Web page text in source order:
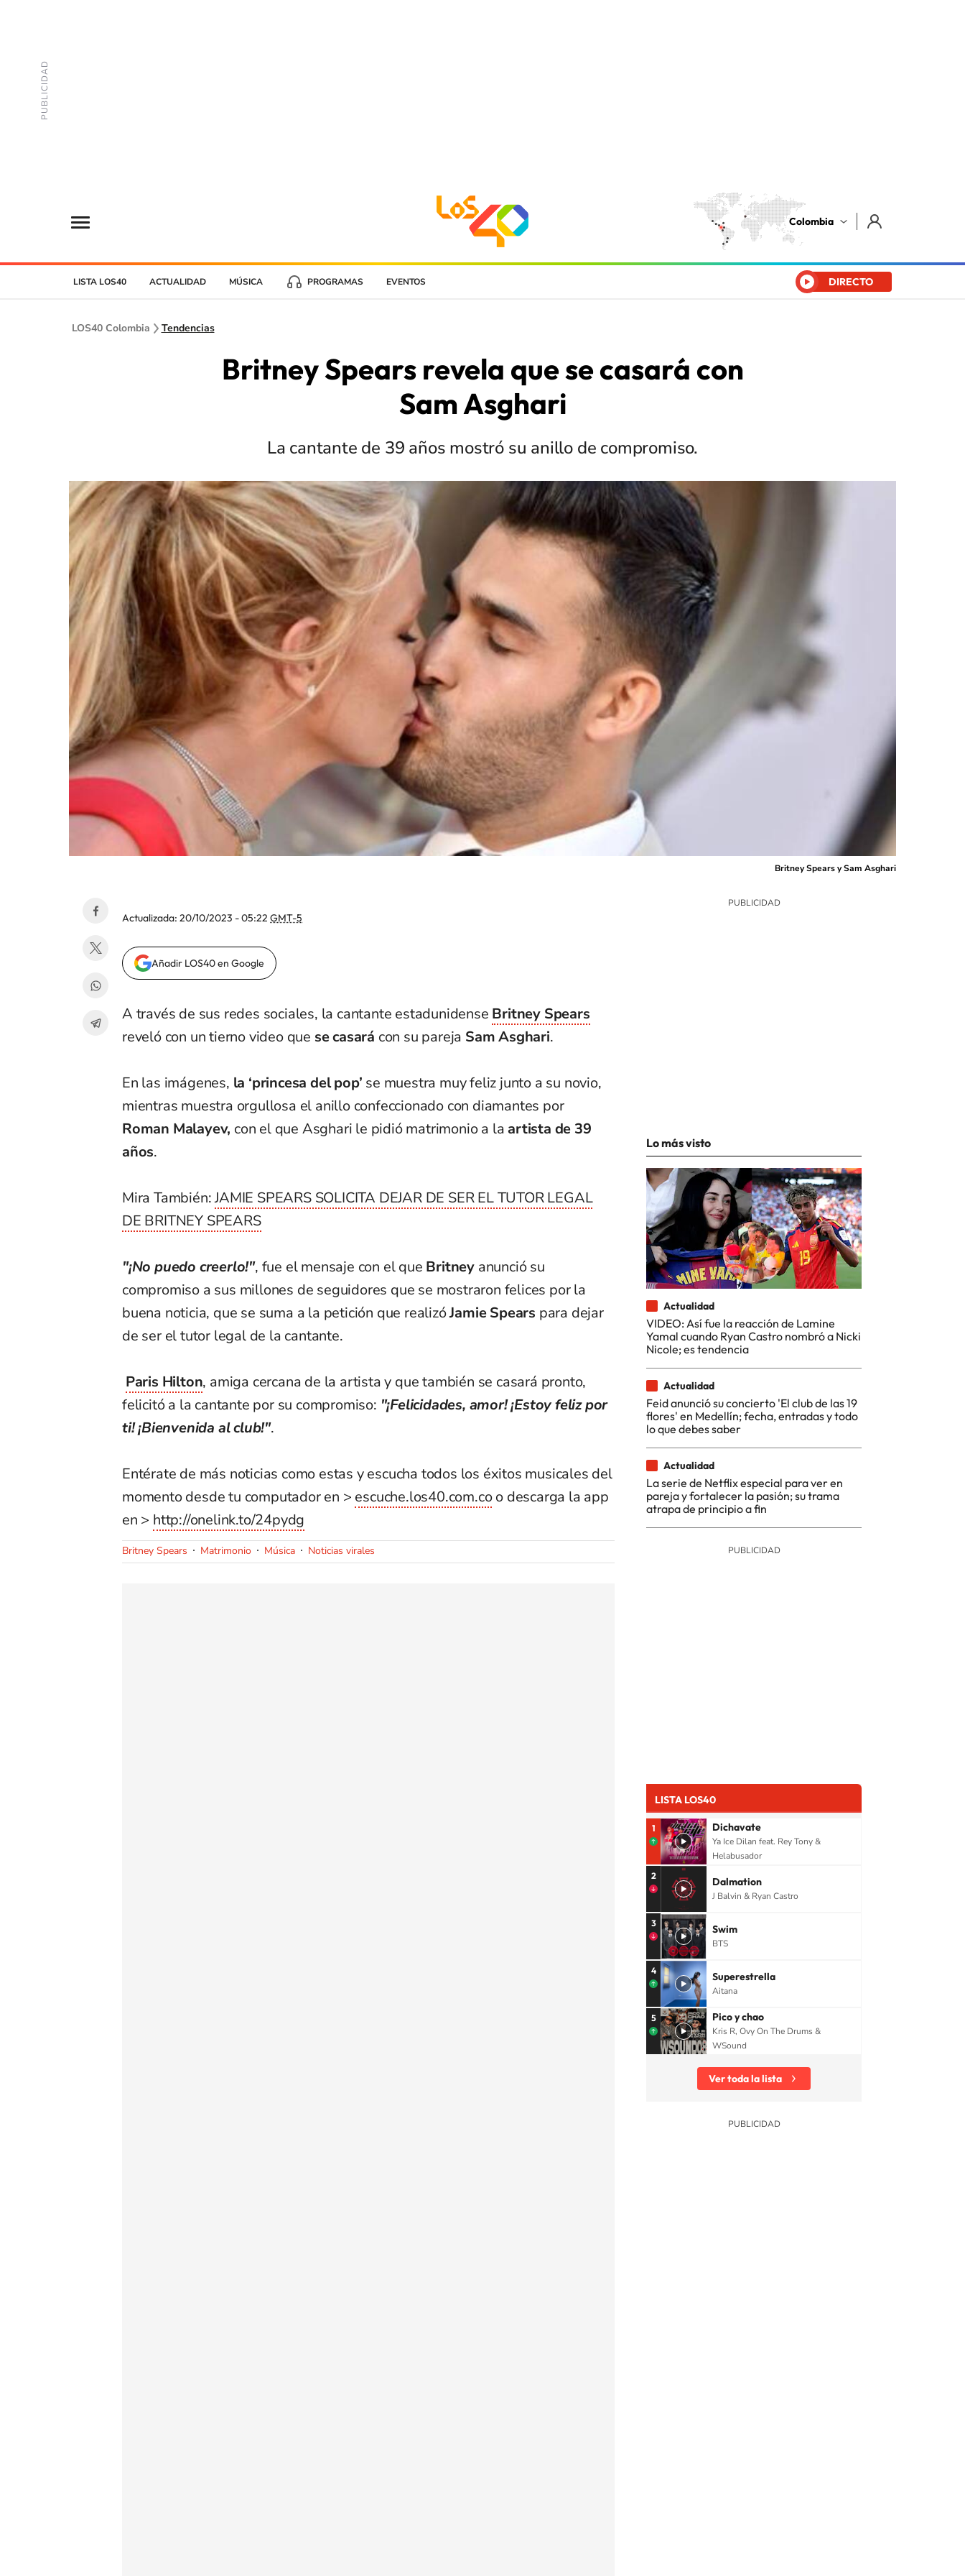
Colombia
LISTA LOS40 ACTUALIDAD MÚSICA PROGRAMAS EVENTOS DIRECTO
LOS40 Colombia Tendencias
Britney Spears revela que se casará con
Sam Asghari
La cantante de 39 años mostró su anillo de compromiso.
Britney Spears y Sam Asghari
Actualizada: 20/10/2023 - 05:22 GMT-5
Añadir LOS40 en Google
A través de sus redes sociales, la cantante estadunidense Britney Spears
reveló con un tierno video que se casará con su pareja Sam Asghari.
En las imágenes, la ‘princesa del pop’ se muestra muy feliz junto a su novio,
mientras muestra orgullosa el anillo confeccionado con diamantes por
Roman Malayev, con el que Asghari le pidió matrimonio a la artista de 39
años.
Mira También:JAMIE SPEARS SOLICITA DEJAR DE SER EL TUTOR LEGAL
DE BRITNEY SPEARS
"¡No puedo creerlo!", fue el mensaje con el que Britney anunció su
compromiso a sus millones de seguidores que se mostraron felices por la
buena noticia, que se suma a la petición que realizóJamie Spears para dejar
de ser el tutor legal de la cantante.
Paris Hilton, amiga cercana de la artista y que también se casará pronto,
felicitó a la cantante por su compromiso: "¡Felicidades, amor! ¡Estoy feliz por
ti! ¡Bienvenida al club!".
Entérate de más noticias como estas y escucha todos los éxitos musicales del
momento desde tu computador en > escuche.los40.com.coo descarga la app
en > http://onelink.to/24pydg
Britney Spears Matrimonio Música Noticias virales
Lo más visto
Actualidad
VIDEO: Así fue la reacción de Lamine
Yamal cuando Ryan Castro nombró a Nicki
Nicole; es tendencia
Actualidad
Feid anunció su concierto 'El club de las 19
flores' en Medellín; fecha, entradas y todo
lo que debes saber
Actualidad
La serie de Netflix especial para ver en
pareja y fortalecer la pasión; su trama
atrapa de principio a fin
LISTA LOS40
1 Dichavate
Ya Ice Dilan feat. Rey Tony &
Helabusador
2 Dalmation
J Balvin & Ryan Castro
3 Swim
BTS
4 Superestrella
Aitana
5 Pico y chao
Kris R, Ovy On The Drums &
WSound
Ver toda la lista